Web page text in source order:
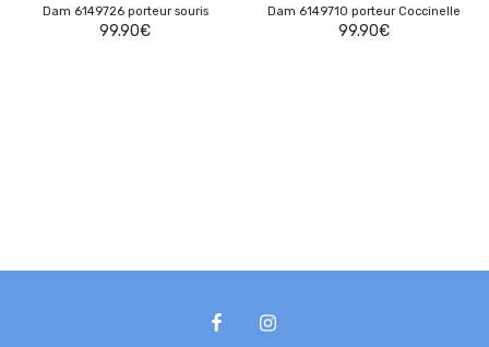
Dam 6149726 porteur souris
99.90€
Dam 6149710 porteur Coccinelle
99.90€